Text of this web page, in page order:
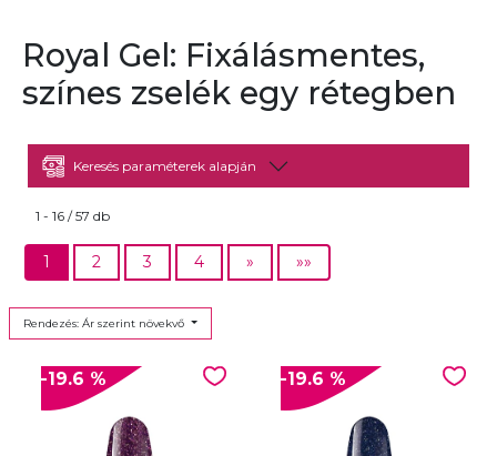
Royal Gel: Fixálásmentes,
színes zselék egy rétegben
Keresés paraméterek alapján
1 - 16 / 57 db
1 2 3 4 » »»
Rendezés: Ár szerint növekvő
-19.6 % -19.6 %